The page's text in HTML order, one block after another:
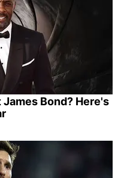
Bond? Here's